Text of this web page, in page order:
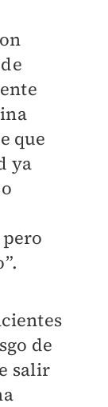
que
ya
de
salir